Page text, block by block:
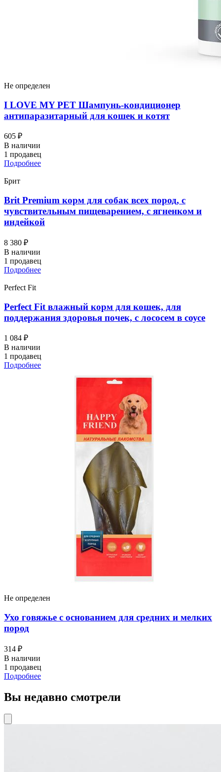
Не определен
I LOVЕ MY PET Шампунь-кондиционер
антипаразитарный для кошек и котят
605 ₽
В наличии
1 продавец
Подробнее
Brit Premium корм для собак всех пород, с
чувствительным пищеварением, с ягненком и
1 продавец
Perfect Fit
Perfect Fit влажный корм для кошек, для
поддержания здоровья почек, с лососем в соусе
1 084 ₽
1 продавец
Подробнее